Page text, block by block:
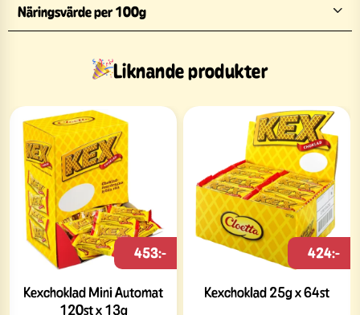
Näringsvärde per 100g
Liknande produkter
Kexchoklad Mini Automat
120st x 13g
453:-
Kexchoklad 25g x 64st
424:-